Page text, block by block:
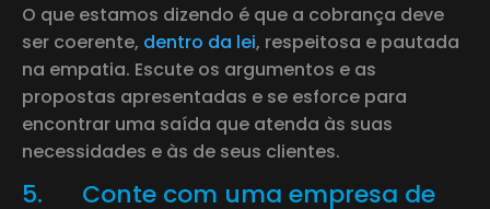
O que estamos dizendo é que a cobrança deve
ser coerente, dentro da lei, respeitosa e pautada
na empatia. Escute os argumentos e as
propostas apresentadas e se esforce para
encontrar uma saída que atenda às suas
necessidades e às de seus clientes.
5. Conte com uma empresa de